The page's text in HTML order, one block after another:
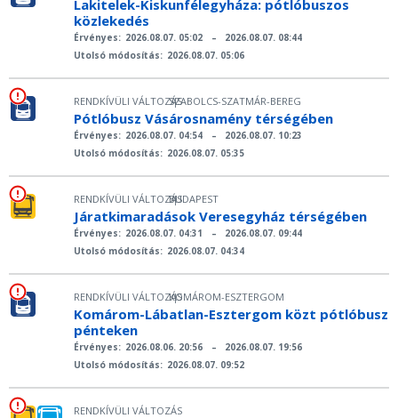
Lakitelek-Kiskunfélegyháza: pótlóbuszos
közlekedés
Érvényes: 2026.08.07. 05:02 –
2026.08.07. 08:44
Utolsó módosítás: 2026.08.07. 05:06
RENDKÍVÜLI VÁLTOZÁS
|
SZABOLCS-SZATMÁR-BEREG
Pótlóbusz Vásárosnamény térségében
Érvényes: 2026.08.07. 04:54 –
2026.08.07. 10:23
Utolsó módosítás: 2026.08.07. 05:35
RENDKÍVÜLI VÁLTOZÁS
|
BUDAPEST
Járatkimaradások Veresegyház térségében
Érvényes: 2026.08.07. 04:31 –
2026.08.07. 09:44
Utolsó módosítás: 2026.08.07. 04:34
RENDKÍVÜLI VÁLTOZÁS
|
KOMÁROM-ESZTERGOM
Komárom-Lábatlan-Esztergom közt pótlóbusz
pénteken
Érvényes: 2026.08.06. 20:56 –
2026.08.07. 19:56
Utolsó módosítás: 2026.08.07. 09:52
RENDKÍVÜLI VÁLTOZÁS